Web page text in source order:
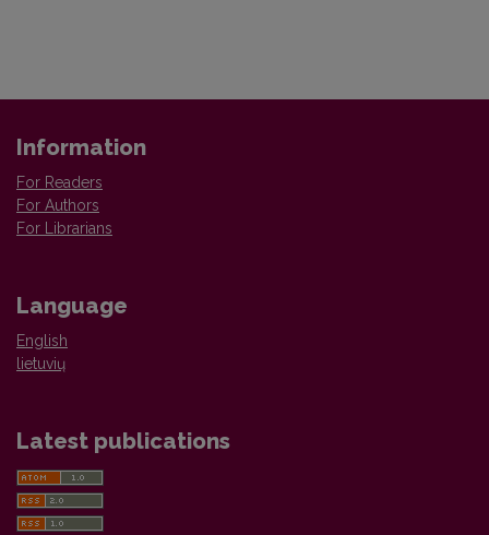
Information
For Readers
For Authors
For Librarians
Language
English
lietuvių
Latest publications